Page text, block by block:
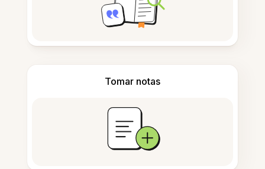
Tomar notas